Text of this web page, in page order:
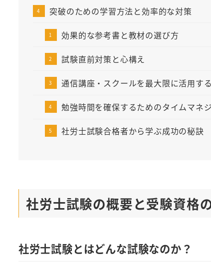
突破のための学習方法と効率的な対策
効果的な参考書と教材の選び方
試験直前対策と心構え
通信講座・スクールを最大限に活用す
勉強時間を確保するためのタイムマネ
社労士試験合格者から学ぶ成功の秘訣
社労士試験の概要と受験資格
社労士試験とはどんな試験なのか？